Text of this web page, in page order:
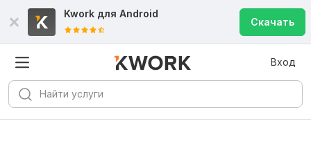
Kwork для Android
Скачать
Вход